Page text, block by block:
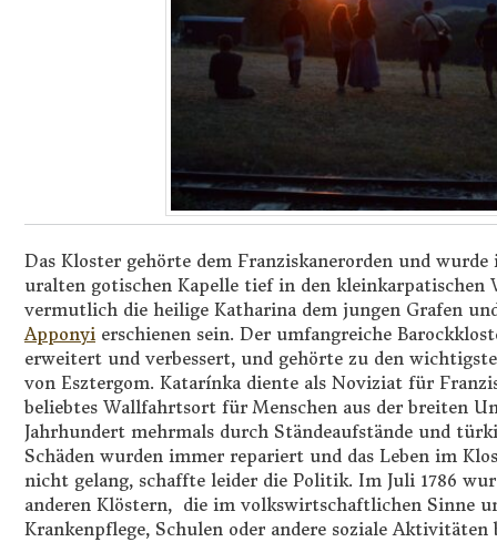
Das Kloster gehörte dem Franziskanerorden und wurde
uralten gotischen Kapelle tief in den kleinkarpatischen
vermutlich die heilige Katharina dem jungen Grafen
Apponyi erschienen sein. Der umfangreiche
erweitert und verbessert, und gehörte zu den
von Esztergom. Katarínka diente als Noviziat für
beliebtes Wallfahrtsort für Menschen aus der breiten
Jahrhundert mehrmals durch Ständeaufstände und
Schäden wurden immer repariert und das Leben im
nicht gelang, schaffte leider die Politik. Im Juli 1786
anderen Klöstern, die im volkswirtschaftlichen Sinne
Krankenpflege, Schulen oder andere soziale